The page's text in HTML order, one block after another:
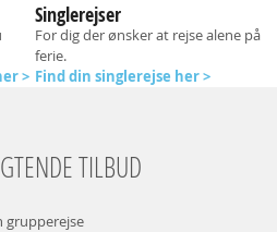
>
Singlerejser
For dig der ønsker at rejse alene på
ferie.
Find din singlerejse her >
TILBUD
grupperejse